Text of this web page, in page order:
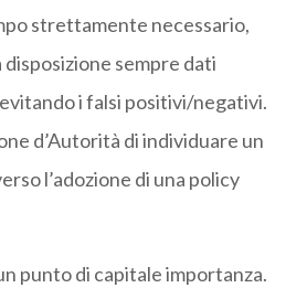
strettamente necessario,
disposizione sempre dati
i falsi positivi/negativi.
d’Autorità di individuare un
l’adozione di una policy
punto di capitale importanza.